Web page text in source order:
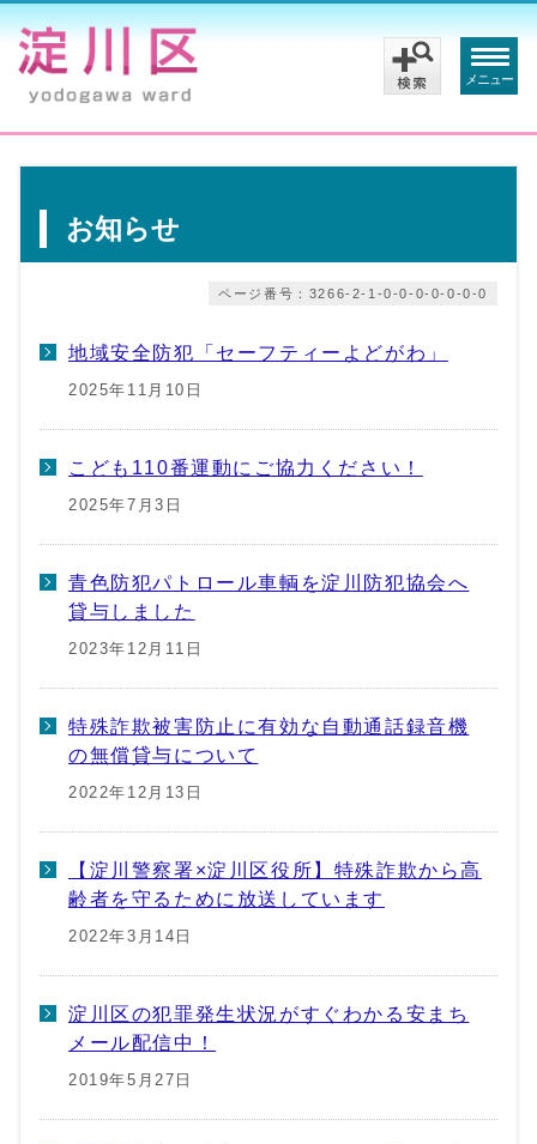
メニュー
お知らせ
ページ番号：3266-2-1-0-0-0-0-0-0-0
地域安全防犯「セーフティーよどがわ」
2025年11月10日
こども110番運動にご協力ください！
2025年7月3日
青色防犯パトロール車輌を淀川防犯協会へ
貸与しました
2023年12月11日
特殊詐欺被害防止に有効な自動通話録音機
の無償貸与について
2022年12月13日
【淀川警察署×淀川区役所】特殊詐欺から高
齢者を守るために放送しています
2022年3月14日
淀川区の犯罪発生状況がすぐわかる安まち
メール配信中！
2019年5月27日